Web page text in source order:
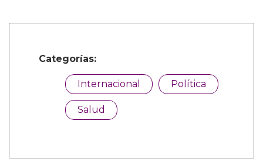
Categorías:
Internacional Política
Salud